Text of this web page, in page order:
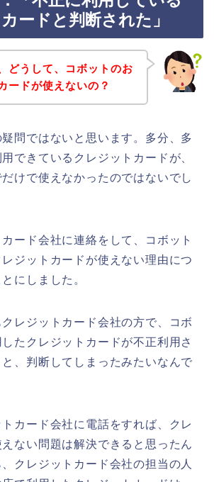
ードと判断された」
どうして、コボットのお
ードが使えないの？
問ではないと思います。多分、多
できているクレジットカードが、
けで使えなかったのではないでし
ード会社に連絡をして、コボット
ジットカードが使えない理由につ
にしました。
レジットカード会社の方で、コボ
たクレジットカードが不正利用さ
、判断してしまったみたいなんで
カード会社に電話をすれば、クレ
ない問題は解決できると思ったん
クレジットカード会社の担当の人